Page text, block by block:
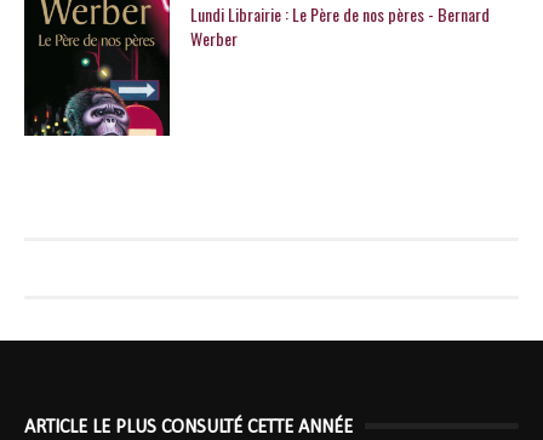
Lundi Librairie : Le Père de nos pères - Bernard
Werber
ARTICLE LE PLUS CONSULTÉ CETTE ANNÉE